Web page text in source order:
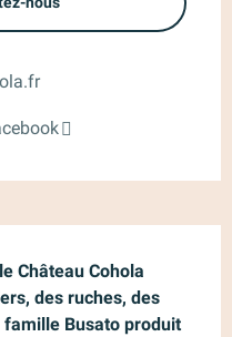
Château Cohola
des ruches, des
Busato produit